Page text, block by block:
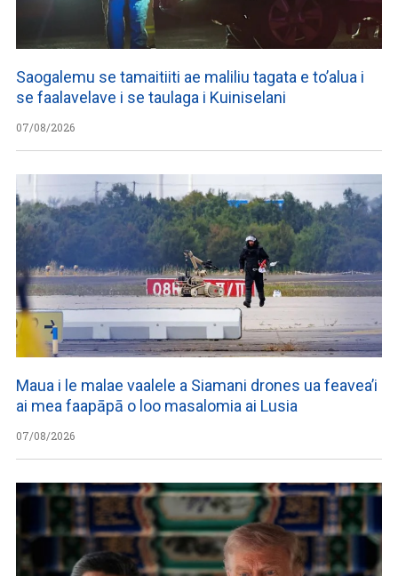
Saogalemu se tamaitiiti ae maliliu tagata e to’alua i
se faalavelave i se taulaga i Kuiniselani
07/08/2026
Maua i le malae vaalele a Siamani drones ua feavea’i
ai mea faapāpā o loo masalomia ai Lusia
07/08/2026